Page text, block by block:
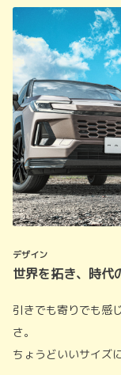
デザイン
世界を拓き、時代
引きでも寄りでも感
さ。
ちょうどいいサイズ